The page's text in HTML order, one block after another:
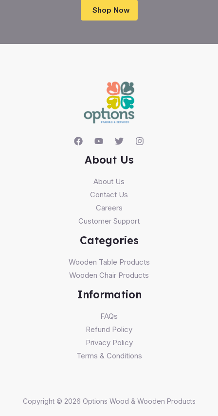
Shop Now
About Us
About Us
Contact Us
Careers
Customer Support
Categories
Wooden Table Products
Wooden Chair Products
Information
FAQs
Refund Policy
Privacy Policy
Terms & Conditions
Copyright © 2026 Options Wood & Wooden Products